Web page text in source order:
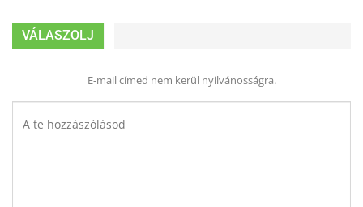
VÁLASZOLJ
E-mail címed nem kerül nyilvánosságra.